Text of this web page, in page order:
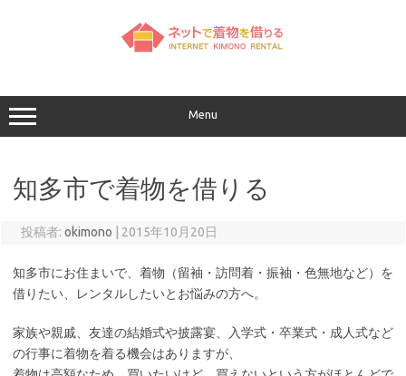
キ
ッ
プ
Menu
知多市で着物を借りる
投稿者: okimono 2015年10月20日
知多市にお住まいで、着物（留袖・訪問着・振袖・色無地など）を
借りたい、レンタルしたいとお悩みの方へ。
家族や親戚、友達の結婚式や披露宴、入学式・卒業式・成人式など
の行事に着物を着る機会はありますが、